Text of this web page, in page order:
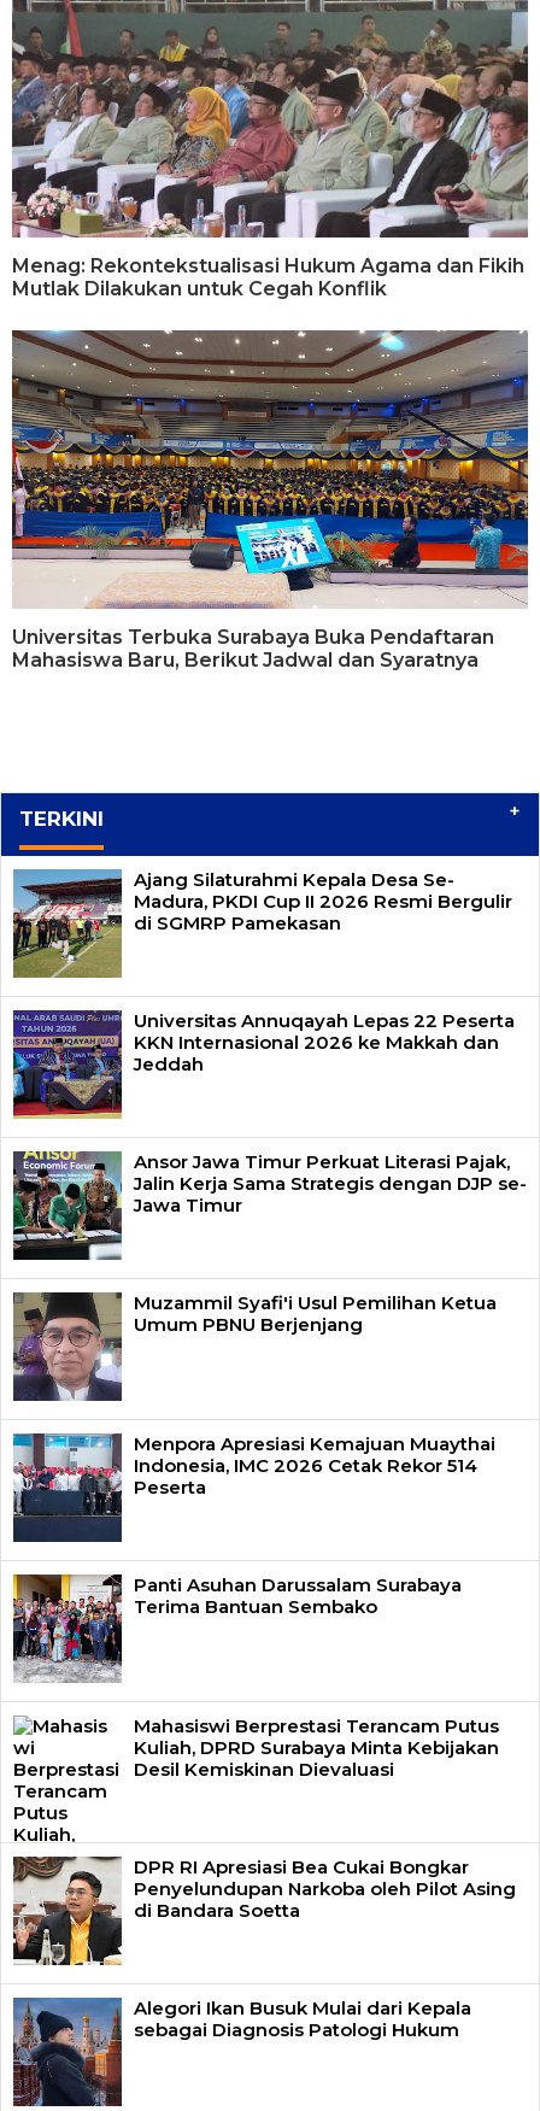
Menag: Rekontekstualisasi Hukum Agama dan Fikih
Mutlak Dilakukan untuk Cegah Konflik
Universitas Terbuka Surabaya Buka Pendaftaran
Mahasiswa Baru, Berikut Jadwal dan Syaratnya
TERKINI +
Ajang Silaturahmi Kepala Desa Se-
Madura, PKDI Cup II 2026 Resmi Bergulir
di SGMRP Pamekasan
Universitas Annuqayah Lepas 22 Peserta
KKN Internasional 2026 ke Makkah dan
Jeddah
Ansor Jawa Timur Perkuat Literasi Pajak,
Jalin Kerja Sama Strategis dengan DJP se-
Jawa Timur
Muzammil Syafi'i Usul Pemilihan Ketua
Umum PBNU Berjenjang
Menpora Apresiasi Kemajuan Muaythai
Indonesia, IMC 2026 Cetak Rekor 514
Peserta
Panti Asuhan Darussalam Surabaya
Terima Bantuan Sembako
Mahasiswi Berprestasi Terancam Putus
Kuliah, DPRD Surabaya Minta Kebijakan
Desil Kemiskinan Dievaluasi
DPR RI Apresiasi Bea Cukai Bongkar
Penyelundupan Narkoba oleh Pilot Asing
di Bandara Soetta
Alegori Ikan Busuk Mulai dari Kepala
sebagai Diagnosis Patologi Hukum